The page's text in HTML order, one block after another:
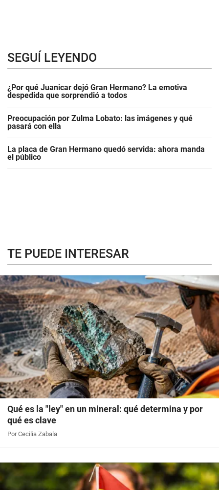
SEGUÍ LEYENDO
¿Por qué Juanicar dejó Gran Hermano? La emotiva
despedida que sorprendió a todos
Preocupación por Zulma Lobato: las imágenes y qué
pasará con ella
La placa de Gran Hermano quedó servida: ahora manda
el público
TE PUEDE INTERESAR
Qué es la "ley" en un mineral: qué determina y por
qué es clave
Por Cecilia Zabala